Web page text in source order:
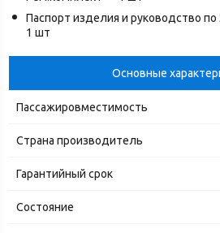
Паспорт изделия и руководство
1 шт
Основные
Пассажировместимость
Страна производитель
Гарантийный срок
Состояние